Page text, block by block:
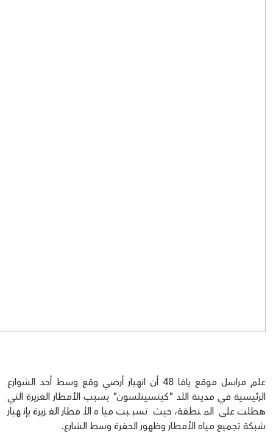
علم مراسل موقع يافا 48 أن انهيار أرضي وقع وسط أحد الشوارع
الرئيسية في مدينة اللد "كيتسينلسون" بسبب الأمطار الغزيرة التي
هطلت على المنطقة، حيث تسببت مياه الأمطار الغزيرة بإنهيار
شبكة تجميع مياه الأمطار وظهور الحفرة وسط الشارع.